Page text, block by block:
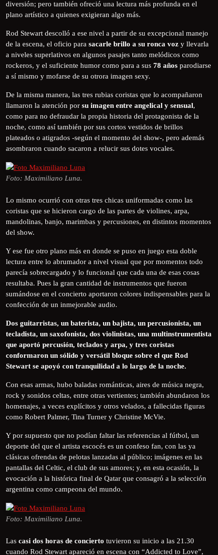
diversión; pero también ofreció una lectura más profunda en el
plano artístico a quienes exigieran algo más.
Rod Stewart descolló a ese nivel a partir de su excepcional manejo
de la escena, el oficio para sacarle brillo a su ronca voz y llevarla
a niveles superlativos en algunos pasajes tanto melódicos como
rockeros, y el suficiente humor como para a sus 78 años parodiarse
a sí mismo y mofarse de su otrora imagen sexy.
De la misma manera, las tres rubias coristas que lo acompañaron
llamaron la atención por su imagen entre angelical y sensual,
como para no defraudar la propia historia del protagonista de la
noche, como así también por sus cortos vestidos de brillos
plateados o atigrados -según el momento del show-, pero además
asombraron cuando sacaron a relucir sus dotes vocales.
Foto: Maximiliano Luna.
Lo mismo ocurrió con otras tres chicas uniformadas como las
coristas que se hicieron cargo de las partes de violines, arpa,
mandolinas, banjo, marimbas y percusiones, en distintos momentos
del show.
Y ese fue otro plano más en donde se puso en juego esta doble
lectura entre lo abrumador a nivel visual que por momentos todo
parecía sobrecargado y lo funcional que cada una de esas cosas
resultaba. Pues la gran cantidad de instrumentos que fueron
sumándose en el concierto aportaron colores indispensables para la
confección de un inmejorable audio.
Dos guitarristas, un baterista, un bajista, un percusionista, un
tecladista, un saxofonista, dos violinistas, una multinstrumentista
que aportó percusión, teclados y arpa, y tres coristas
conformaron un sólido y versátil bloque sobre el que Rod
Stewart se apoyó con tranquilidad a lo largo de la noche.
Con esas armas, hubo baladas románticas, aires de música negra,
rock y sonidos celtas, entre otras vertientes; también abundaron los
homenajes, a veces explícitos y otros velados, a fallecidas figuras
como Robert Palmer, Tina Turner y Christine McVie.
Y por supuesto que no podían faltar las referencias al fútbol, un
deporte del que el artista escocés es un confeso fan, con las ya
clásicas ofrendas de pelotas lanzadas al público; imágenes en las
pantallas del Celtic, el club de sus amores; y, en esta ocasión, la
evocación a la histórica final de Qatar que consagró a la selección
argentina como campeona del mundo.
Foto: Maximiliano Luna.
Las casi dos horas de concierto tuvieron su inicio a las 21.30
cuando Rod Stewart apareció en escena con “Addicted to Love”,